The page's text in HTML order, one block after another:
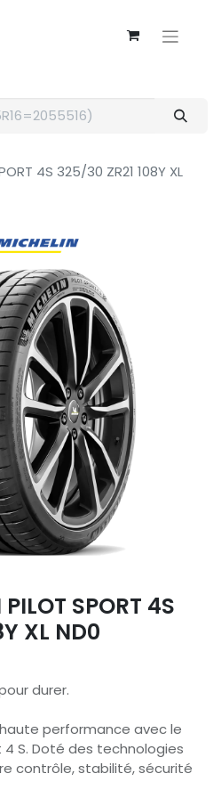
4S 325/30 ZR21 108Y XL
SPORT 4S
XL ND0
durer.
performance avec le
4 S. Doté des technologies
contrôle, stabilité, sécurité